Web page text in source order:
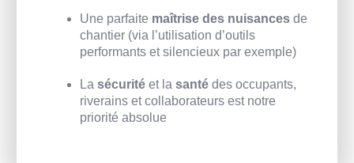
Une parfaite maîtrise des nuisancesde
chantier (via l’utilisation d’outils
performants et silencieux par exemple)
La sécuritéet la santédes occupants,
riverains et collaborateurs est notre
priorité absolue